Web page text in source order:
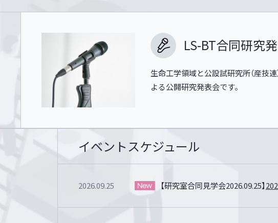
LS-BT合同研究
生命工学領域と公設試研究所（産技連
よる公開研究発表会です。
イベントスケジュール
2026.09.25 【研究室合同見学会2026.09.25】